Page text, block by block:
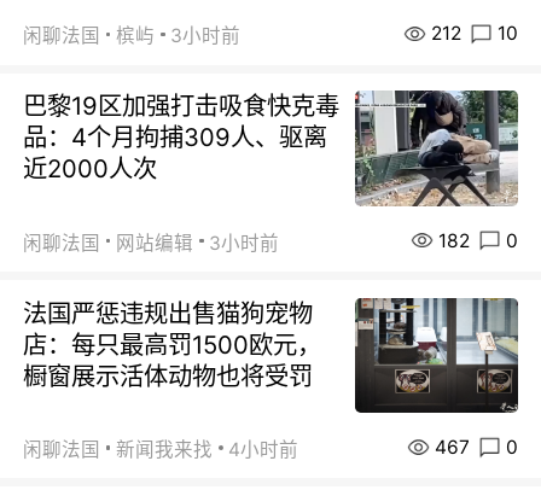
闲聊法国 槟屿 3小时前 212 10
巴黎19区加强打击吸食快克毒
品：4个月拘捕309人、驱离
近2000人次
闲聊法国 网站编辑 3小时前 182 0
法国严惩违规出售猫狗宠物
店：每只最高罚1500欧元，
橱窗展示活体动物也将受罚
闲聊法国 新闻我来找 4小时前 467 0